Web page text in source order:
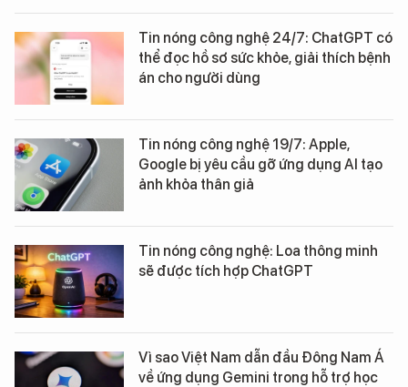
Tin nóng công nghệ 24/7: ChatGPT có
thể đọc hồ sơ sức khỏe, giải thích bệnh
án cho người dùng
Tin nóng công nghệ 19/7: Apple,
Google bị yêu cầu gỡ ứng dụng AI tạo
ảnh khỏa thân giả
Tin nóng công nghệ: Loa thông minh
sẽ được tích hợp ChatGPT
Vì sao Việt Nam dẫn đầu Đông Nam Á
về ứng dụng Gemini trong hỗ trợ học